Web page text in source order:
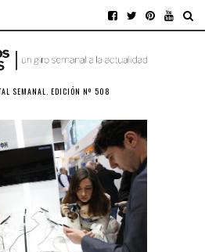
SEMANAL. EDICIÓN Nº 508